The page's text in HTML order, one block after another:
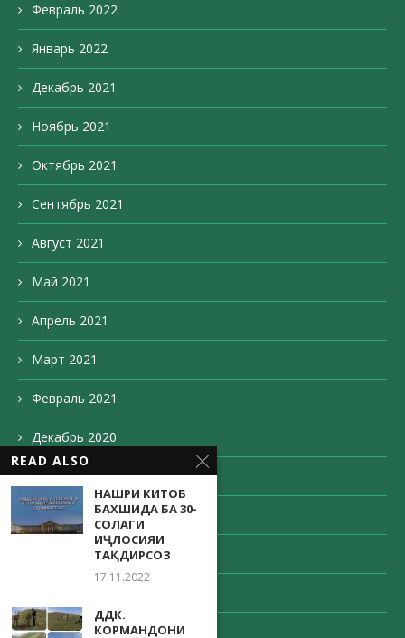
Февраль 2022
Январь 2022
Декабрь 2021
Ноябрь 2021
Октябрь 2021
Сентябрь 2021
Август 2021
Май 2021
Апрель 2021
Март 2021
Февраль 2021
Декабрь 2020
Ноябрь 2020
Октябрь 2020
Сентябрь 2020
Май 2020
READ ALSO
НАШРИ КИТОБ
БАХШИДА БА 30-
СОЛАГИ
ИҶЛОСИЯИ
ТАҚДИРСОЗ
17.11.2022
ДДК.
КОРМАНДОНИ